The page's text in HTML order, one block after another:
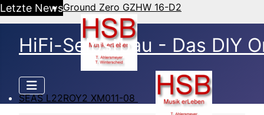
Letzte NewsGround Zero GZHW 16-D2
SEAS L22ROY2 XM011-08
HiFi-Selbstbau - Das DIY